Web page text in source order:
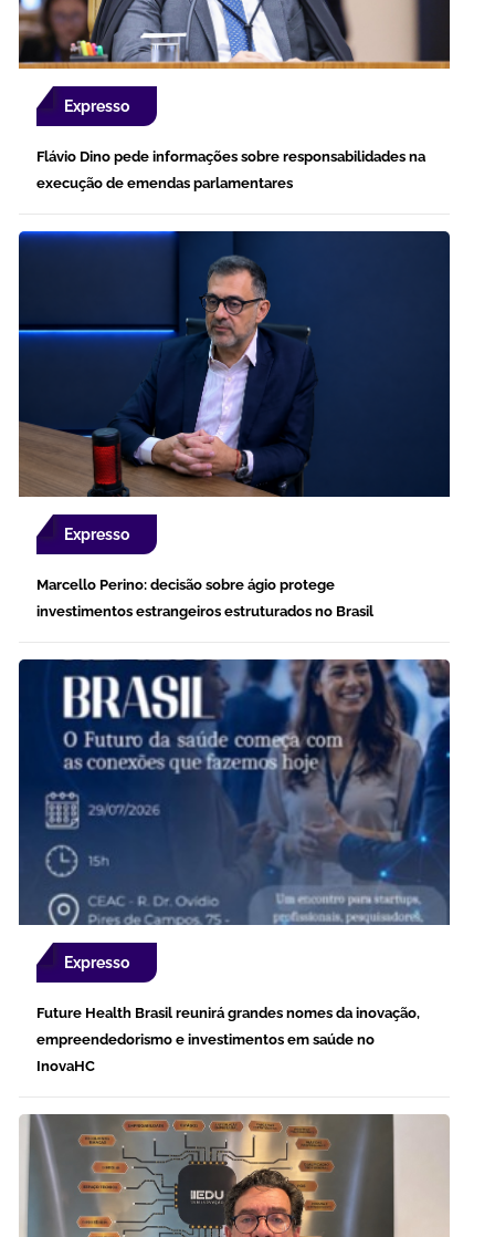
Expresso
Flávio Dino pede informações sobre responsabilidades na
execução de emendas parlamentares
Expresso
Marcello Perino: decisão sobre ágio protege
investimentos estrangeiros estruturados no Brasil
Expresso
Future Health Brasil reunirá grandes nomes da inovação,
empreendedorismo e investimentos em saúde no
InovaHC